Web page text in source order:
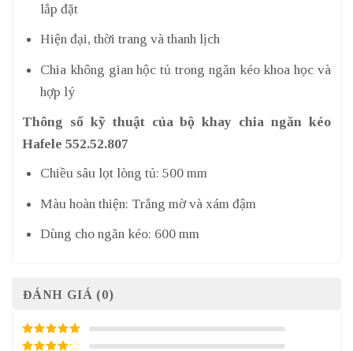
lắp đặt
Hiện đại, thời trang và thanh lịch
Chia không gian hộc tủ trong ngăn kéo khoa học và
hợp lý
Thông số kỹ thuật của bộ khay chia ngăn kéo
Hafele 552.52.807
Chiều sâu lọt lòng tủ: 500 mm
Màu hoàn thiện: Trắng mờ và xám đậm
Dùng cho ngăn kéo: 600 mm
ĐÁNH GIÁ (0)
5/ 5 điểm